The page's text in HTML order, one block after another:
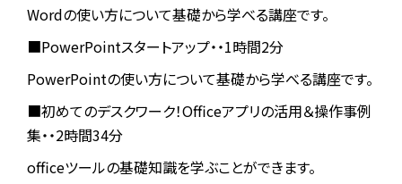
Wordの使い方について基礎から学べる講座です。
■PowerPointスタートアップ・・1時間2分
PowerPointの使い方について基礎から学べる講座です。
■初めてのデスクワーク！Officeアプリの活用＆操作事例
集・・2時間34分
officeツールの基礎知識を学ぶことができます。